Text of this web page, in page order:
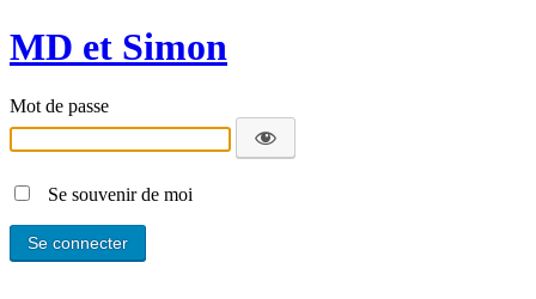
MD et Simon
Mot de passe
Se souvenir de moi